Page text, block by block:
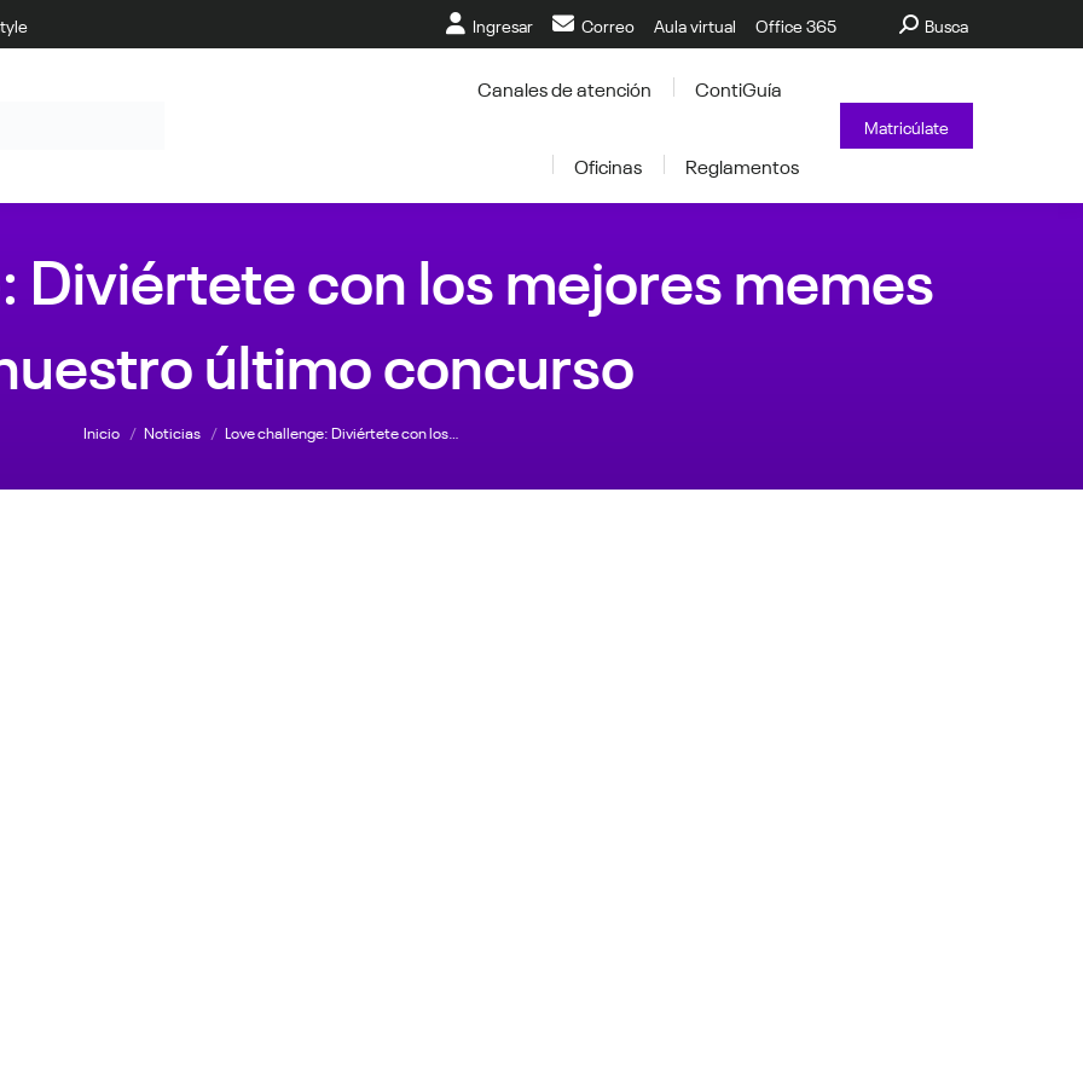
Ingresar Correo Aula virtual Office 365 Buscar:
Busca
Canales de atención ContiGuía
Oficinas Reglamentos
Matricúlate
Diviértete con los mejores memes
último concurso
Inicio Noticias Love challenge: Diviértete con los…